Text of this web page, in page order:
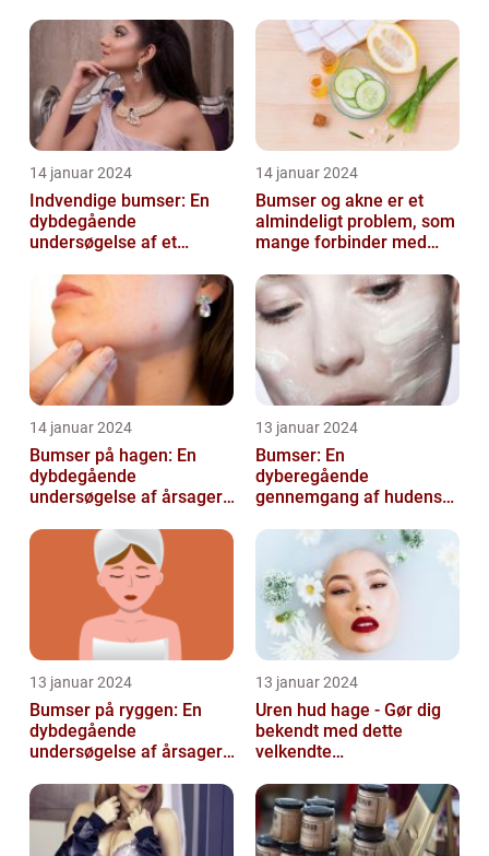
14 januar 2024
Indvendige bumser: En
dybdegående
undersøgelse af et
14 januar 2024
Bumser og akne er et
almindeligt problem, som
mange forbinder med
14 januar 2024
Bumser på hagen: En
dybdegående
undersøgelse af årsager,
forebyggelse
13 januar 2024
Bumser: En
dyberegående
gennemgang af hudens
13 januar 2024
Bumser på ryggen: En
dybdegående
undersøgelse af årsager,
forebyggelse
13 januar 2024
Uren hud hage - Gør dig
bekendt med dette
velkendte